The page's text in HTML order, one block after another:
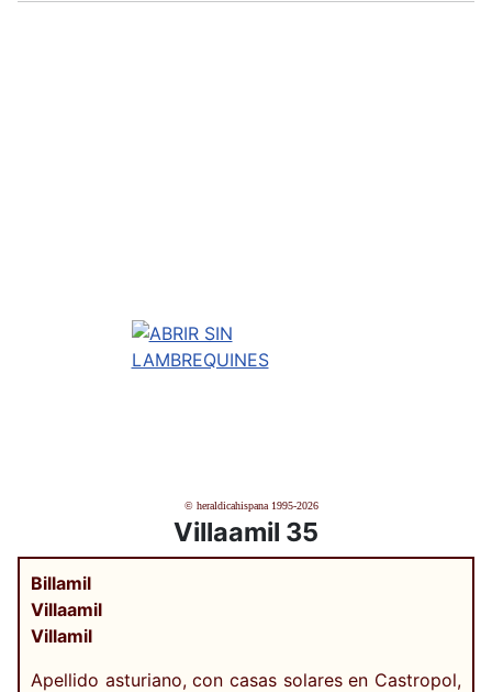
© heraldicahispana 1995-2026
Villaamil 35
Billamil
Villaamil
Villamil
Apellido asturiano, con casas solares en Castropol,